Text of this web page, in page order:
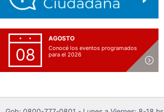
08
AGOSTO
Conocé los eventos programados
para el 2026